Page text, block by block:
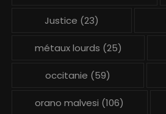
Justice (23)
métaux lourds (25)
occitanie (59)
orano malvesi (106)